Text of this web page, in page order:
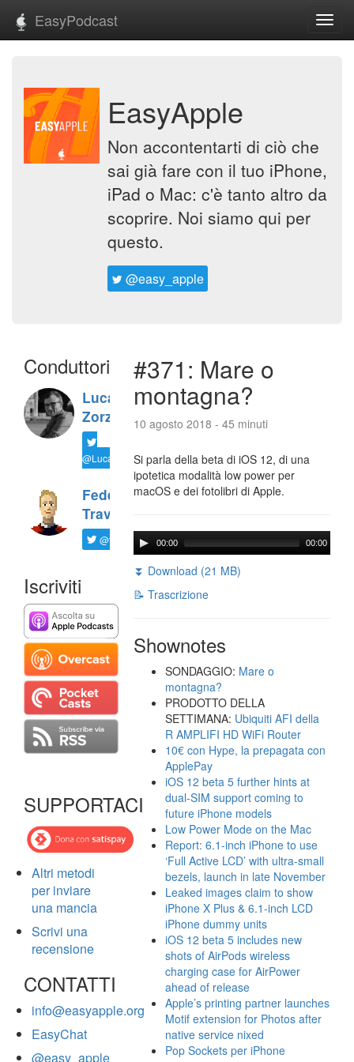
EasyPodcast
EasyApple
Non accontentarti di ciò che
sai già fare con il tuo iPhone,
iPad o Mac: c'è tanto altro da
scoprire. Noi siamo qui per
questo.
@easy_apple
Conduttori
Luca
Zorzi
@LucaTNT
Federico
Travaini
@ftrava
Iscriviti
SUPPORTACI
Altri metodi
per inviare
una mancia
Scrivi una
recensione
CONTATTI
info@easyapple.org
EasyChat
@easy_apple
#371: Mare o
montagna?
10 agosto 2018 - 45 minuti
Si parla della beta di iOS 12, di una
ipotetica modalità low power per
macOS e dei fotolibri di Apple.
00:00 00:00
⏬ Download (21 MB)
📝 Trascrizione
Shownotes
SONDAGGIO: Mare o
montagna?
PRODOTTO DELLA
SETTIMANA: Ubiquiti AFI della
R AMPLIFI HD WiFi Router
10€ con Hype, la prepagata con
ApplePay
iOS 12 beta 5 further hints at
dual-SIM support coming to
future iPhone models
Low Power Mode on the Mac
Report: 6.1-inch iPhone to use
‘Full Active LCD’ with ultra-small
bezels, launch in late November
Leaked images claim to show
iPhone X Plus & 6.1-inch LCD
iPhone dummy units
iOS 12 beta 5 includes new
shots of AirPods wireless
charging case for AirPower
ahead of release
Apple’s printing partner launches
Motif extension for Photos after
native service nixed
Pop Sockets per iPhone